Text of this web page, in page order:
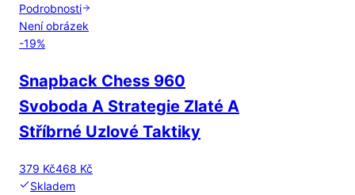
Podrobnosti
Není obrázek
-19%
Snapback Chess 960
Svoboda A Strategie Zlaté A
Stříbrné Uzlové Taktiky
379 Kč468 Kč
Skladem